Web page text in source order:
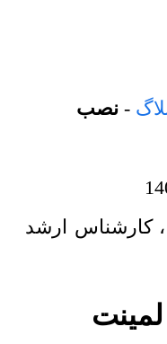
- نصب
،کارشناس ارشد